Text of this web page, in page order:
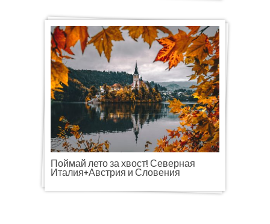
Поймай лето за хвост! Северная
Италия+Австрия и Словения